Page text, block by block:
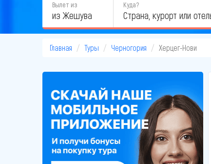
Вылет из
из Жешува
Куда?
Главная Туры Черногория Херцег-Нови